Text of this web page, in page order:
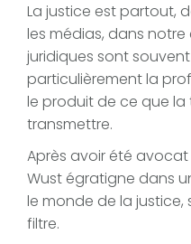
La justice est partout,
les médias, dans notre
juridiques sont
particulièrement la
le produit de ce que la
transmettre.
Après avoir été avocat
Wust égratigne dans
le monde de la justice,
filtre.